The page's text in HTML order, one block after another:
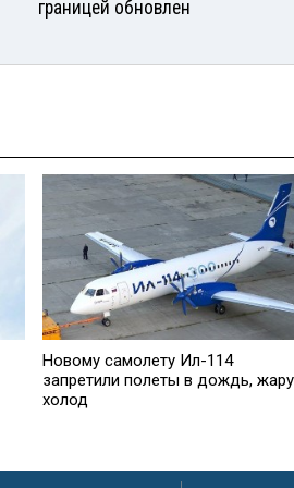
границей обновлен
Новому самолету Ил-114
запретили полеты в дождь,
холод